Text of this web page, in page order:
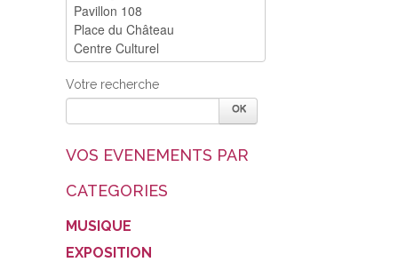
Votre recherche
VOS EVENEMENTS PAR
CATEGORIES
MUSIQUE
EXPOSITION